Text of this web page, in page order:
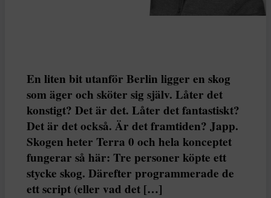
En liten bit utanför Berlin ligger en skog
som äger och sköter sig själv. Låter det
konstigt? Det är det. Låter det fantastiskt?
Det är det också. Är det framtiden? Japp.
Skogen heter Terra 0 och hela konceptet
fungerar så här: Tre personer köpte ett
stycke skog. Därefter programmerade de
ett script (eller vad det […]